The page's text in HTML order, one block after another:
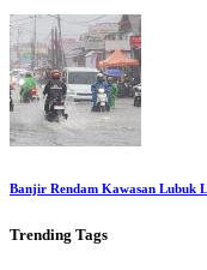
Banjir Rendam Kawasan Lubuk
Trending Tags